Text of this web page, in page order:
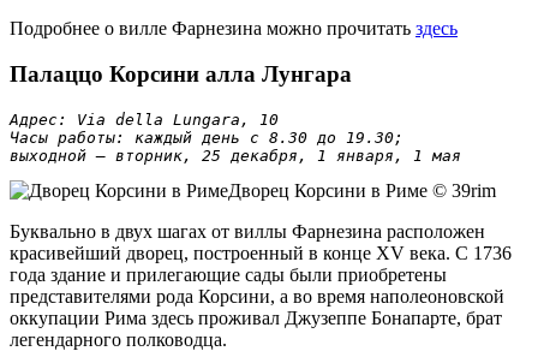
Подробнее о вилле Фарнезина можно прочитать здесь
Палаццо Корсини алла Лунгара
Адрес: Via della Lungara, 10
Часы работы: каждый день с 8.30 до 19.30;
выходной – вторник, 25 декабря, 1 января, 1 мая
Дворец Корсини в Риме © 39rim
Буквально в двух шагах от виллы Фарнезина расположен
красивейший дворец, построенный в конце XV века. С 1736
года здание и прилегающие сады были приобретены
представителями рода Корсини, а во время наполеоновской
оккупации Рима здесь проживал Джузеппе Бонапарте, брат
легендарного полководца.